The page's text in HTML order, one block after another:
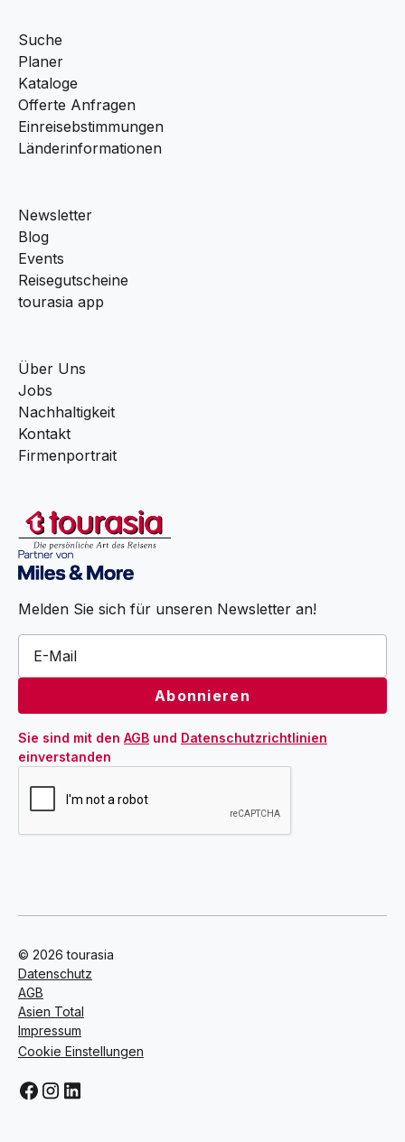
Suche
Planer
Kataloge
Offerte Anfragen
Einreisebstimmungen
Länderinformationen
Newsletter
Blog
Events
Reisegutscheine
tourasia app
Über Uns
Jobs
Nachhaltigkeit
Kontakt
Firmenportrait
Melden Sie sich für unseren Newsletter an!
Sie sind mit den AGB und Datenschutzrichtlinien
einverstanden
© 2026 tourasia
Datenschutz
AGB
Asien Total
Impressum
Cookie Einstellungen